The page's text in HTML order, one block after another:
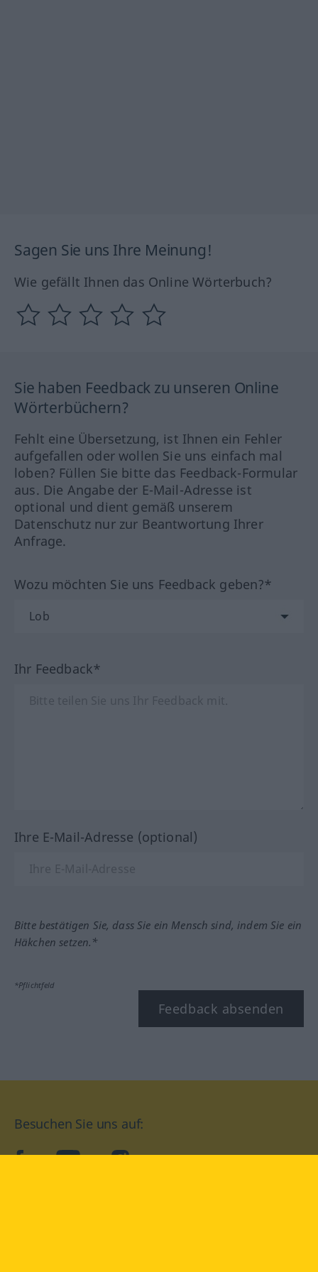
Sagen Sie uns Ihre Meinung!
Wie gefällt Ihnen das Online Wörterbuch?
Sie haben Feedback zu unseren Online
Wörterbüchern?
Fehlt eine Übersetzung, ist Ihnen ein Fehler
aufgefallen oder wollen Sie uns einfach mal
loben? Füllen Sie bitte das Feedback-Formular
aus. Die Angabe der E-Mail-Adresse ist
optional und dient gemäß unserem
Datenschutz nur zur Beantwortung Ihrer
Anfrage.
Wozu möchten Sie uns Feedback geben?*
Ihr Feedback*
Ihre E-Mail-Adresse (optional)
Bitte bestätigen Sie, dass Sie ein Mensch sind, indem Sie ein
Häkchen setzen.*
*Pflichtfeld
Feedback absenden
Besuchen Sie uns auf:
facebookYouTube Instagram